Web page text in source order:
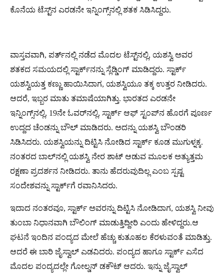
ಕೊನೆಯ ಟೆಸ್ಟ್‌ನ ಎರಡನೇ ಇನ್ನಿಂಗ್ಸ್‌ನಲ್ಲಿ ಶತಕ ಸಿಡಿಸಿದ್ದರು.
ವಾಸ್ತವವಾಗಿ, ಪರ್ತ್‌ನಲ್ಲಿ ನಡೆದ ಮೊದಲ ಟೆಸ್ಟ್‌ನಲ್ಲಿ, ಯಶಸ್ವಿ ಅವರ
ಶತಕದ ಸಮಯದಲ್ಲಿ ಸ್ಟಾರ್ಕ್‌ನನ್ನು ಸ್ಲೆಡ್ಡಿಂಗ್‌ ಮಾಡಿದ್ದರು. ಸ್ಟಾರ್ಕ್
ಯಶಸ್ವಿಯತ್ತ ಕಣ್ಣು ಹಾಯಿಸಿದಾಗ, ಯಶಸ್ವಿಯೂ ತಕ್ಕ ಉತ್ತರ ನೀಡಿದರು.
ಆದರೆ, ಇಬ್ಬರ ಮಾತು ತಮಾಷೆಯಾಗಿತ್ತು. ಭಾರತದ ಎರಡನೇ
ಇನ್ನಿಂಗ್ಸ್‌ನಲ್ಲಿ, 19ನೇ ಓವರ್‌ನಲ್ಲಿ, ಸ್ಟಾರ್ಕ್ ಆಫ್ ಸ್ಟಂಪ್‌ನ ಹೊರಗೆ ಪೂರ್ಣ
ಉದ್ದದ ಚೆಂಡನ್ನು ಬೌಲ್ ಮಾಡಿದರು. ಅದನ್ನು ಯಶಸ್ವಿ ಬೌಂಡರಿ
ಸಿಡಿಸಿದರು. ಯಶಸ್ವಿಯನ್ನು ದಿಟ್ಟಿಸಿ ನೋಡಿದ ಸ್ಟಾರ್ಕ್ ಕೂಡ ಮುಗುಳ್ನಕ್ಕ.
ನಂತರದ ಬಾಲ್‌ನಲ್ಲಿ ಯಶಸ್ವಿ ನೇರ ಶಾಟ್‌ ಆಡುವ ಮೂಲಕ ಅತ್ಯುತ್ತಮ
ರಕ್ಷಣಾ ಪ್ರದರ್ಶನ ನೀಡಿದರು. ತಾನು ಹೆದರುವುದಿಲ್ಲ ಎಂಬ ಸ್ಪಷ್ಟ
ಸಂದೇಶವನ್ನು ಸ್ಟಾರ್ಕ್‌ಗೆ ರವಾನಿಸಿದರು.
ಇದಾದ ನಂತರವೂ, ಸ್ಟಾರ್ಕ್ ಅವರನ್ನು ದಿಟ್ಟಿಸಿ ನೋಡಿದಾಗ, ಯಶಸ್ವಿ ನೀವು
ತುಂಬಾ ನಿಧಾನವಾಗಿ ಬೌಲಿಂಗ್ ಮಾಡುತ್ತಿದ್ದೀರಿ ಎಂದು ಹೇಳಿದ್ದರು.ಆ
ಘಟನೆ ಇಂದಿನ ಪಂದ್ಯದ ಮೇಲೆ ಹೆಚ್ಚು ಕುತೂಹಲ ಕೆರಳುವಂತೆ ಮಾಡಿತ್ತು.
ಆದರೆ ಈ ಬಾರಿ ಜೈಸ್ವಾಲ್ ಎಡವಿದರು. ಪಂದ್ಯದ ಹಾಗೂ ಸ್ಟಾರ್ಕ್ ಎಸೆದ
ಮೊದಲ ಪಂದ್ಯದಲ್ಲೇ ಗೋಲ್ಡನ್ ಡಕೌಟ್ ಆದರು. ಇನ್ನು ಜೈಸ್ವಾಲ್